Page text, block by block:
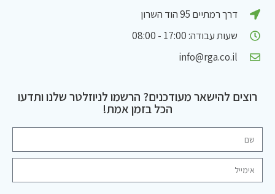
דרך רמתיים 95 הוד השרון
שעות עבודה: 17:00 - 08:00
info@rga.co.il
רוצים להישאר מעודכנים? הרשמו לניוזלטר שלנו ותדעו
הכל בזמן אמת!